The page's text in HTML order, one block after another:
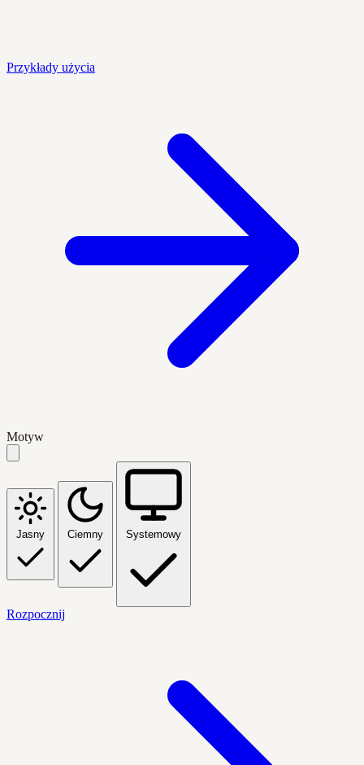
Przykłady użycia
Motyw
Jasny Ciemny Systemowy
Rozpocznij